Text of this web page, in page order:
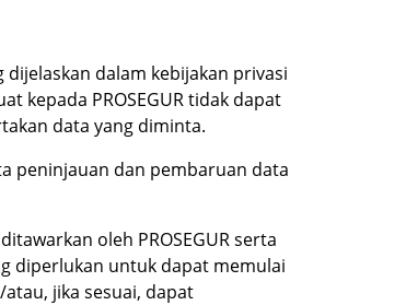
dalam kebijakan privasi
kepada PROSEGUR tidak dapat
data yang diminta.
peninjauan dan pembaruan data
oleh PROSEGUR serta
diperlukan untuk dapat memulai
jika sesuai, dapat